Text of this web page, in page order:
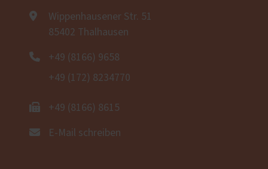
Wippenhausener Str. 51
85402 Thalhausen
+49 (8166) 9658
+49 (172) 8234770
+49 (8166) 8615
E-Mail schreiben